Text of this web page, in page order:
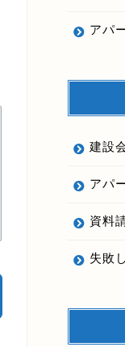
アパ
建設
アパ
資料
失敗